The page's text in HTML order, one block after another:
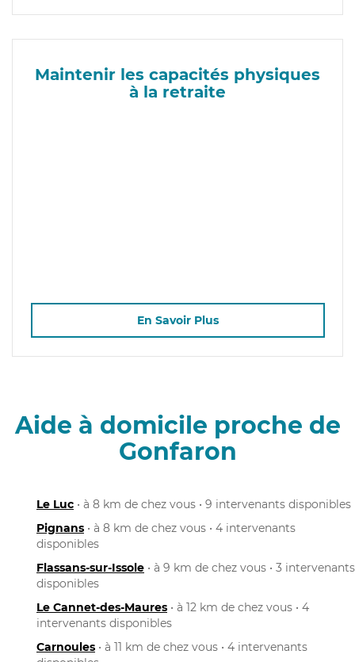
Maintenir les capacités physiques
à la retraite
En Savoir Plus
Aide à domicile proche de
Gonfaron
Le Luc • à 8 km de chez vous • 9 intervenants disponibles
Pignans • à 8 km de chez vous • 4 intervenants
disponibles
Flassans-sur-Issole • à 9 km de chez vous • 3 intervenants
disponibles
Le Cannet-des-Maures • à 12 km de chez vous • 4
intervenants disponibles
Carnoules • à 11 km de chez vous • 4 intervenants